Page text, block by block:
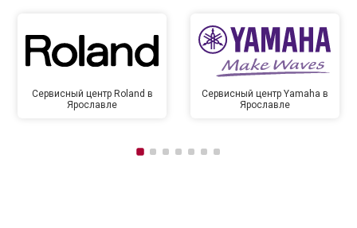
Сервисный центр Roland в
Ярославле
Сервисный центр Yamaha в
Ярославле